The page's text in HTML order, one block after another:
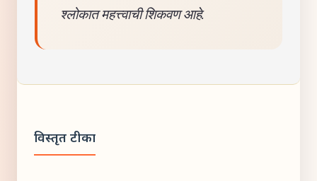
श्लोकात महत्त्वाची शिकवण आहे.
विस्तृत टीका